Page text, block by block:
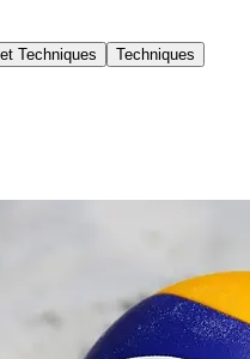
Techniques
Techniques